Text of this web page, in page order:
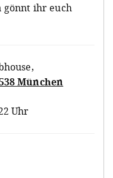
gönnt ihr euch
,
München
Uhr